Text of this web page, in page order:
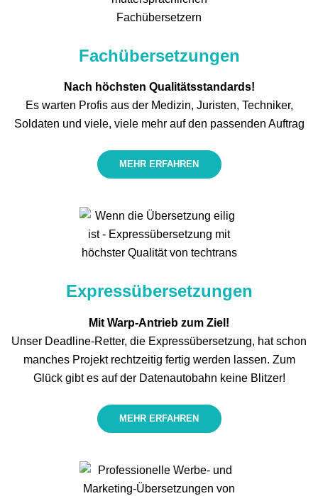
Fachübersetzungen
Nach höchsten Qualitätsstandards!
Es warten Profis aus der Medizin, Juristen, Techniker,
Soldaten und viele, viele mehr auf den passenden Auftrag
MEHR ERFAHREN
Express­übersetzungen
Mit Warp-Antrieb zum Ziel!
Unser Deadline-Retter, die Express­übersetzung, hat schon
manches Projekt rechtzeitig fertig werden lassen. Zum
Glück gibt es auf der Datenautobahn keine Blitzer!
MEHR ERFAHREN